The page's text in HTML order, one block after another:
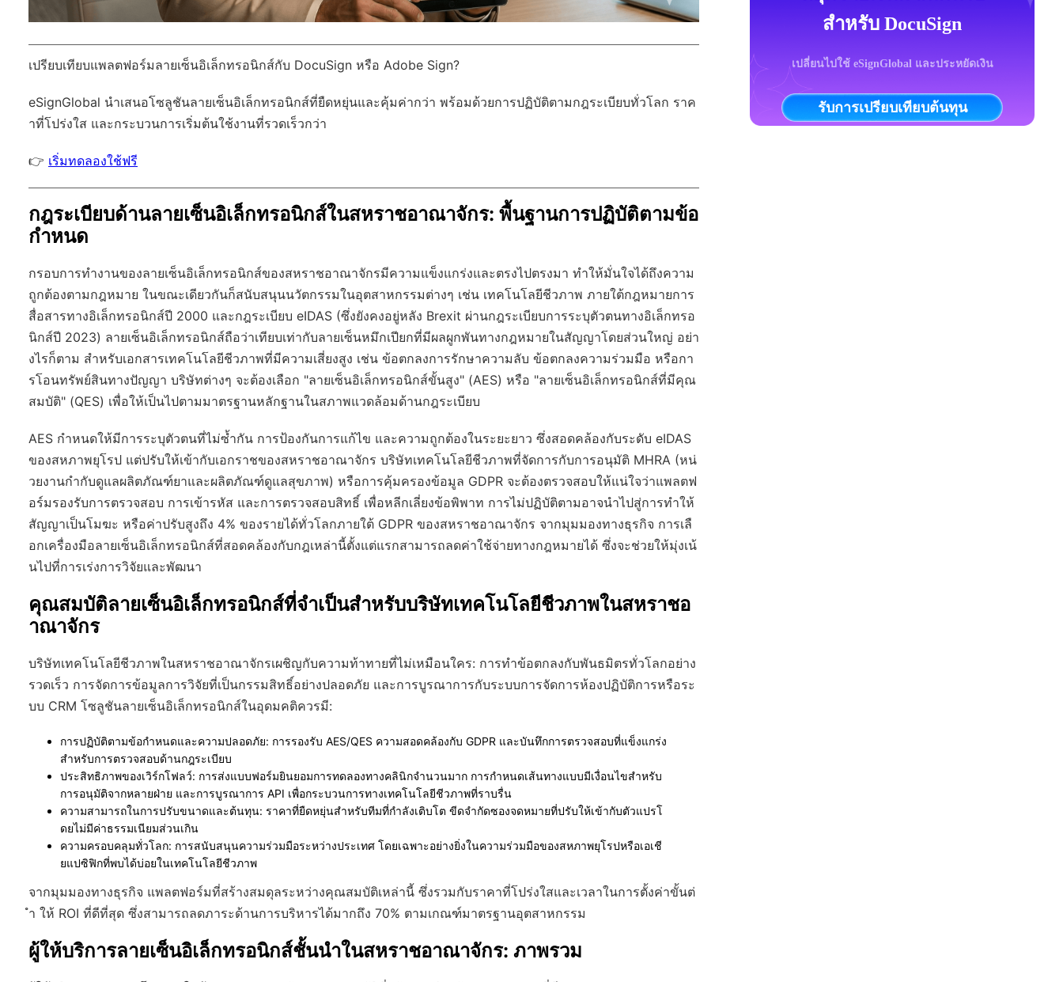
เปรียบเทียบแพลตฟอร์มลายเซ็นอิเล็กทรอนิกส์กับ DocuSign หรือ Adobe Sign?
eSignGlobal นำเสนอโซลูชันลายเซ็นอิเล็กทรอนิกส์ที่ยืดหยุ่นและคุ้มค่ากว่า พร้อมด้วยการปฏิบัติตามกฎระเบียบทั่วโลก ราค
าที่โปร่งใส และกระบวนการเริ่มต้นใช้งานที่รวดเร็วกว่า
👉 เริ่มทดลองใช้ฟรี
กฎระเบียบด้านลายเซ็นอิเล็กทรอนิกส์ในสหราชอาณาจักร: พื้นฐานการปฏิบัติตามข้อ
กำหนด
กรอบการทำงานของลายเซ็นอิเล็กทรอนิกส์ของสหราชอาณาจักรมีความแข็งแกร่งและตรงไปตรงมา ทำให้มั่นใจได้ถึงความ
ถูกต้องตามกฎหมาย ในขณะเดียวกันก็สนับสนุนนวัตกรรมในอุตสาหกรรมต่างๆ เช่น เทคโนโลยีชีวภาพ ภายใต้กฎหมายการ
สื่อสารทางอิเล็กทรอนิกส์ปี 2000 และกฎระเบียบ eIDAS (ซึ่งยังคงอยู่หลัง Brexit ผ่านกฎระเบียบการระบุตัวตนทางอิเล็กทรอ
นิกส์ปี 2023) ลายเซ็นอิเล็กทรอนิกส์ถือว่าเทียบเท่ากับลายเซ็นหมึกเปียกที่มีผลผูกพันทางกฎหมายในสัญญาโดยส่วนใหญ่ อย่า
งไรก็ตาม สำหรับเอกสารเทคโนโลยีชีวภาพที่มีความเสี่ยงสูง เช่น ข้อตกลงการรักษาความลับ ข้อตกลงความร่วมมือ หรือกา
รโอนทรัพย์สินทางปัญญา บริษัทต่างๆ จะต้องเลือก "ลายเซ็นอิเล็กทรอนิกส์ขั้นสูง" (AES) หรือ "ลายเซ็นอิเล็กทรอนิกส์ที่มีคุณ
สมบัติ" (QES) เพื่อให้เป็นไปตามมาตรฐานหลักฐานในสภาพแวดล้อมด้านกฎระเบียบ
AES กำหนดให้มีการระบุตัวตนที่ไม่ซ้ำกัน การป้องกันการแก้ไข และความถูกต้องในระยะยาว ซึ่งสอดคล้องกับระดับ eIDAS
ของสหภาพยุโรป แต่ปรับให้เข้ากับเอกราชของสหราชอาณาจักร บริษัทเทคโนโลยีชีวภาพที่จัดการกับการอนุมัติ MHRA (หน่
วยงานกำกับดูแลผลิตภัณฑ์ยาและผลิตภัณฑ์ดูแลสุขภาพ) หรือการคุ้มครองข้อมูล GDPR จะต้องตรวจสอบให้แน่ใจว่าแพลตฟ
อร์มรองรับการตรวจสอบ การเข้ารหัส และการตรวจสอบสิทธิ์ เพื่อหลีกเลี่ยงข้อพิพาท การไม่ปฏิบัติตามอาจนำไปสู่การทำให้
สัญญาเป็นโมฆะ หรือค่าปรับสูงถึง 4% ของรายได้ทั่วโลกภายใต้ GDPR ของสหราชอาณาจักร จากมุมมองทางธุรกิจ การเลื
อกเครื่องมือลายเซ็นอิเล็กทรอนิกส์ที่สอดคล้องกับกฎเหล่านี้ตั้งแต่แรกสามารถลดค่าใช้จ่ายทางกฎหมายได้ ซึ่งจะช่วยให้มุ่งเน้
นไปที่การเร่งการวิจัยและพัฒนา
คุณสมบัติลายเซ็นอิเล็กทรอนิกส์ที่จำเป็นสำหรับบริษัทเทคโนโลยีชีวภาพในสหราชอ
าณาจักร
บริษัทเทคโนโลยีชีวภาพในสหราชอาณาจักรเผชิญกับความท้าทายที่ไม่เหมือนใคร: การทำข้อตกลงกับพันธมิตรทั่วโลกอย่าง
รวดเร็ว การจัดการข้อมูลการวิจัยที่เป็นกรรมสิทธิ์อย่างปลอดภัย และการบูรณาการกับระบบการจัดการห้องปฏิบัติการหรือระ
บบ CRM โซลูชันลายเซ็นอิเล็กทรอนิกส์ในอุดมคติควรมี:
การปฏิบัติตามข้อกำหนดและความปลอดภัย: การรองรับ AES/QES ความสอดคล้องกับ GDPR และบันทึกการตรวจสอบที่แข็งแกร่ง
สำหรับการตรวจสอบด้านกฎระเบียบ
ประสิทธิภาพของเวิร์กโฟลว์: การส่งแบบฟอร์มยินยอมการทดลองทางคลินิกจำนวนมาก การกำหนดเส้นทางแบบมีเงื่อนไขสำหรับ
การอนุมัติจากหลายฝ่าย และการบูรณาการ API เพื่อกระบวนการทางเทคโนโลยีชีวภาพที่ราบรื่น
ความสามารถในการปรับขนาดและต้นทุน: ราคาที่ยืดหยุ่นสำหรับทีมที่กำลังเติบโต ขีดจำกัดซองจดหมายที่ปรับให้เข้ากับตัวแปรโ
ดยไม่มีค่าธรรมเนียมส่วนเกิน
ความครอบคลุมทั่วโลก: การสนับสนุนความร่วมมือระหว่างประเทศ โดยเฉพาะอย่างยิ่งในความร่วมมือของสหภาพยุโรปหรือเอเชี
ยแปซิฟิกที่พบได้บ่อยในเทคโนโลยีชีวภาพ
จากมุมมองทางธุรกิจ แพลตฟอร์มที่สร้างสมดุลระหว่างคุณสมบัติเหล่านี้ ซึ่งรวมกับราคาที่โปร่งใสและเวลาในการตั้งค่าขั้นต่
ำ ให้ ROI ที่ดีที่สุด ซึ่งสามารถลดภาระด้านการบริหารได้มากถึง 70% ตามเกณฑ์มาตรฐานอุตสาหกรรม
ผู้ให้บริการลายเซ็นอิเล็กทรอนิกส์ชั้นนำในสหราชอาณาจักร: ภาพรวม
สำหรับ DocuSign
เปลี่ยนไปใช้ eSignGlobal และประหยัดเงิน
รับการเปรียบเทียบต้นทุน